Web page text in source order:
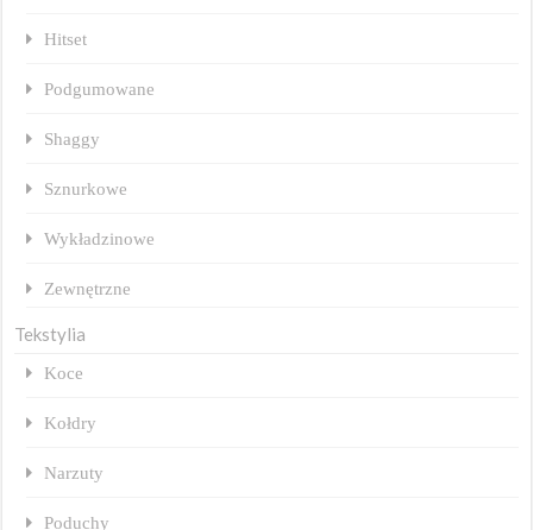
Hitset
Podgumowane
Shaggy
Sznurkowe
Wykładzinowe
Zewnętrzne
Tekstylia
Koce
Kołdry
Narzuty
Poduchy